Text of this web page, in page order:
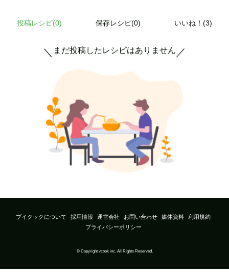
投稿レシピ(0) 保存レシピ(0) いいね！(3)
＼ まだ投稿したレシピはありません ／
ブイクックについて 採用情報 運営会社 お問い合わせ 媒体資料
利用規約
プライバシーポリシー
© Copyright vcook inc. All Rights Reserved.